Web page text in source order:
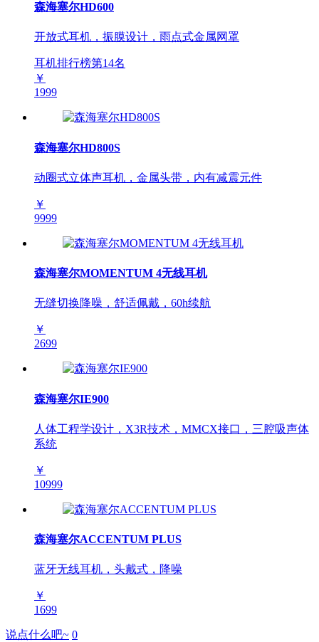
森海塞尔HD600
开放式耳机，振膜设计，雨点式金属网罩
耳机排行榜第14名
￥
1999
森海塞尔HD800S
动圈式立体声耳机，金属头带，内有减震元件
￥
9999
森海塞尔MOMENTUM 4无线耳机
无缝切换降噪，舒适佩戴，60h续航
￥
2699
森海塞尔IE900
人体工程学设计，X3R技术，MMCX接口，三腔吸声体
系统
￥
10999
森海塞尔ACCENTUM PLUS
蓝牙无线耳机，头戴式，降噪
￥
1699
说点什么吧~ 0